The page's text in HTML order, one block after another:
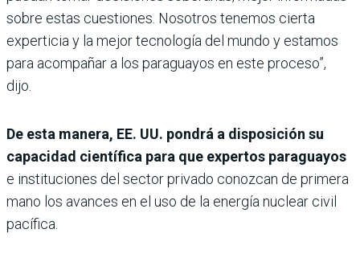
sobre estas cuestiones. Nosotros tenemos cierta
experticia y la mejor tecnología del mundo y estamos
para acompañar a los paraguayos en este proceso”,
dijo.
De esta manera, EE. UU. pondrá a disposición su
capacidad científica para que expertos paraguayos
e instituciones del sector privado conozcan de primera
mano los avances en el uso de la energía nuclear civil
pacífica.